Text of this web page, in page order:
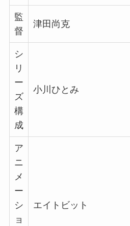
監
督
津田尚克
シ
リ
ー
ズ
構
成
小川ひとみ
ア
ニ
メ
ー
シ
ョ
エイトビット